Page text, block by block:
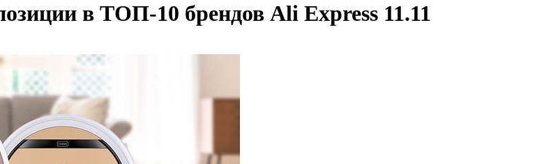
в ТОП-10 брендов Ali Express 11.11